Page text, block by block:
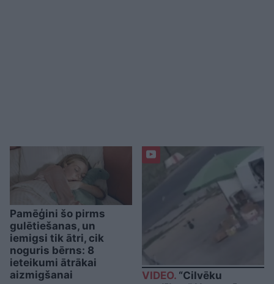
Pamēģini šo pirms
gulētiešanas, un
iemigsi tik ātri, cik
noguris bērns: 8
ieteikumi ātrākai
aizmigšanai
VIDEO. “Cilvēku